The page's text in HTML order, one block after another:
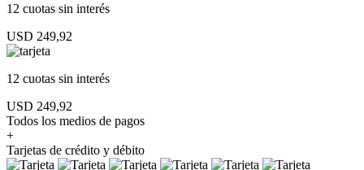
12 cuotas sin interés
USD 249,92
12 cuotas sin interés
USD 249,92
Todos los medios de pagos
+
Tarjetas de crédito y débito